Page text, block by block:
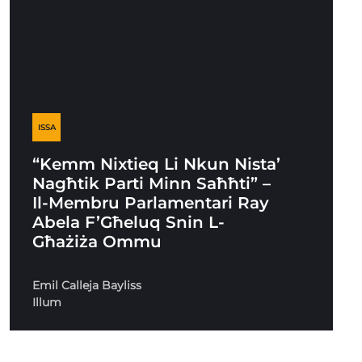
ISSA
“Kemm Nixtieq Li Nkun Nista’
Nagħtik Parti Minn Saħħti” –
Il-Membru Parlamentari Ray
Abela F’Għeluq Snin L-
Għażiża Ommu
Emil Calleja Bayliss
Illum